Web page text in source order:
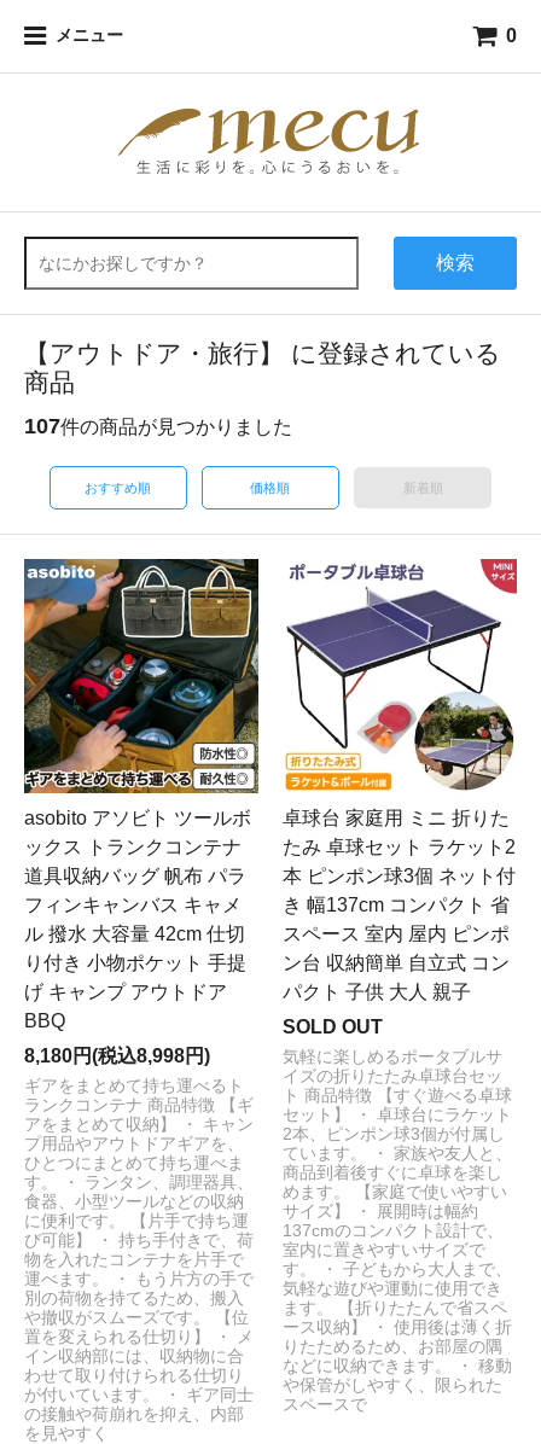
メニュー 0
検索
【アウトドア・旅行】 に登録されている
商品
107件の商品が見つかりました
おすすめ順 価格順 新着順
asobito アソビト ツールボ
ックス トランクコンテナ
道具収納バッグ 帆布 パラ
フィンキャンバス キャメ
ル 撥水 大容量 42cm 仕切
り付き 小物ポケット 手提
げ キャンプ アウトドア
BBQ
8,180円(税込8,998円)
ギアをまとめて持ち運べるト
ランクコンテナ 商品特徴 【ギ
アをまとめて収納】 ・ キャン
プ用品やアウトドアギアを、
ひとつにまとめて持ち運べま
す。 ・ ランタン、調理器具、
食器、小型ツールなどの収納
に便利です。 【片手で持ち運
び可能】 ・ 持ち手付きで、荷
物を入れたコンテナを片手で
運べます。 ・ もう片方の手で
別の荷物を持てるため、搬入
や撤収がスムーズです。 【位
置を変えられる仕切り】 ・ メ
イン収納部には、収納物に合
わせて取り付けられる仕切り
が付いています。 ・ ギア同士
の接触や荷崩れを抑え、内部
を見やすく
卓球台 家庭用 ミニ 折りた
たみ 卓球セット ラケット2
本 ピンポン球3個 ネット付
き 幅137cm コンパクト 省
スペース 室内 屋内 ピンポ
ン台 収納簡単 自立式 コン
パクト 子供 大人 親子
SOLD OUT
気軽に楽しめるポータブルサ
イズの折りたたみ卓球台セッ
ト 商品特徴 【すぐ遊べる卓球
セット】 ・ 卓球台にラケット
2本、ピンポン球3個が付属し
ています。 ・ 家族や友人と、
商品到着後すぐに卓球を楽し
めます。 【家庭で使いやすい
サイズ】 ・ 展開時は幅約
137cmのコンパクト設計で、
室内に置きやすいサイズで
す。 ・ 子どもから大人まで、
気軽な遊びや運動に使用でき
ます。 【折りたたんで省スペ
ース収納】 ・ 使用後は薄く折
りたためるため、お部屋の隅
などに収納できます。 ・ 移動
や保管がしやすく、限られた
スペースで